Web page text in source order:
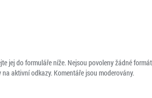
jej do formuláře níže. Nejsou povoleny žádné
aktivní odkazy. Komentáře jsou moderovány.